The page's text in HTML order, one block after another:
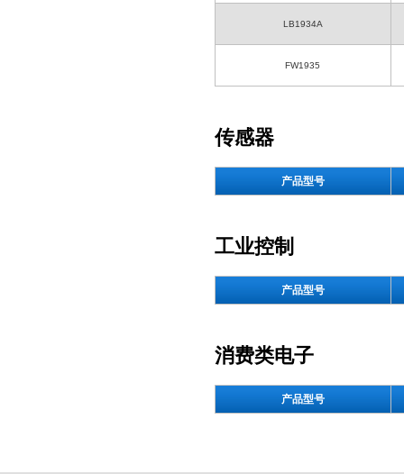
LB1934A
FW1935
传感器
产品型号
工业控制
产品型号
消费类电子
产品型号